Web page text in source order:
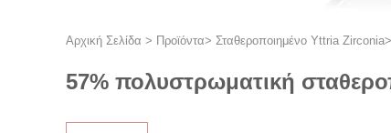
Αρχική Σελίδα > Προϊόντα> Σταθεροποιημένο Yttria Zirconia>
57% πολυστρωματική